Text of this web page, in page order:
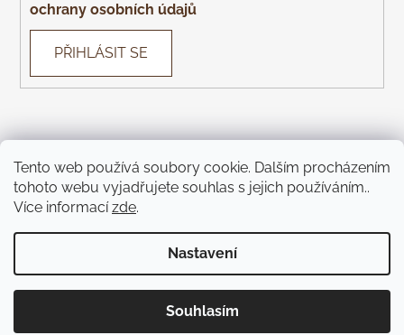
Tento web používá soubory cookie. Dalším procházením
tohoto webu vyjadřujete souhlas s jejich používáním..
Více informacízde.
Nastavení
Souhlasím
ochrany osobních údajů
PŘIHLÁSIT SE
Con Gusto Con Gusto Catering KOREK Wines Piazza
Monte Bú Pivnice U Čápa
Pijeme víno. Všechna práva vyhrazena.